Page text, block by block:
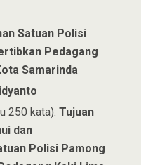
Satuan Polisi
Pedagang
Samarinda
250 kata):Tujuan
dan
Polisi Pamong